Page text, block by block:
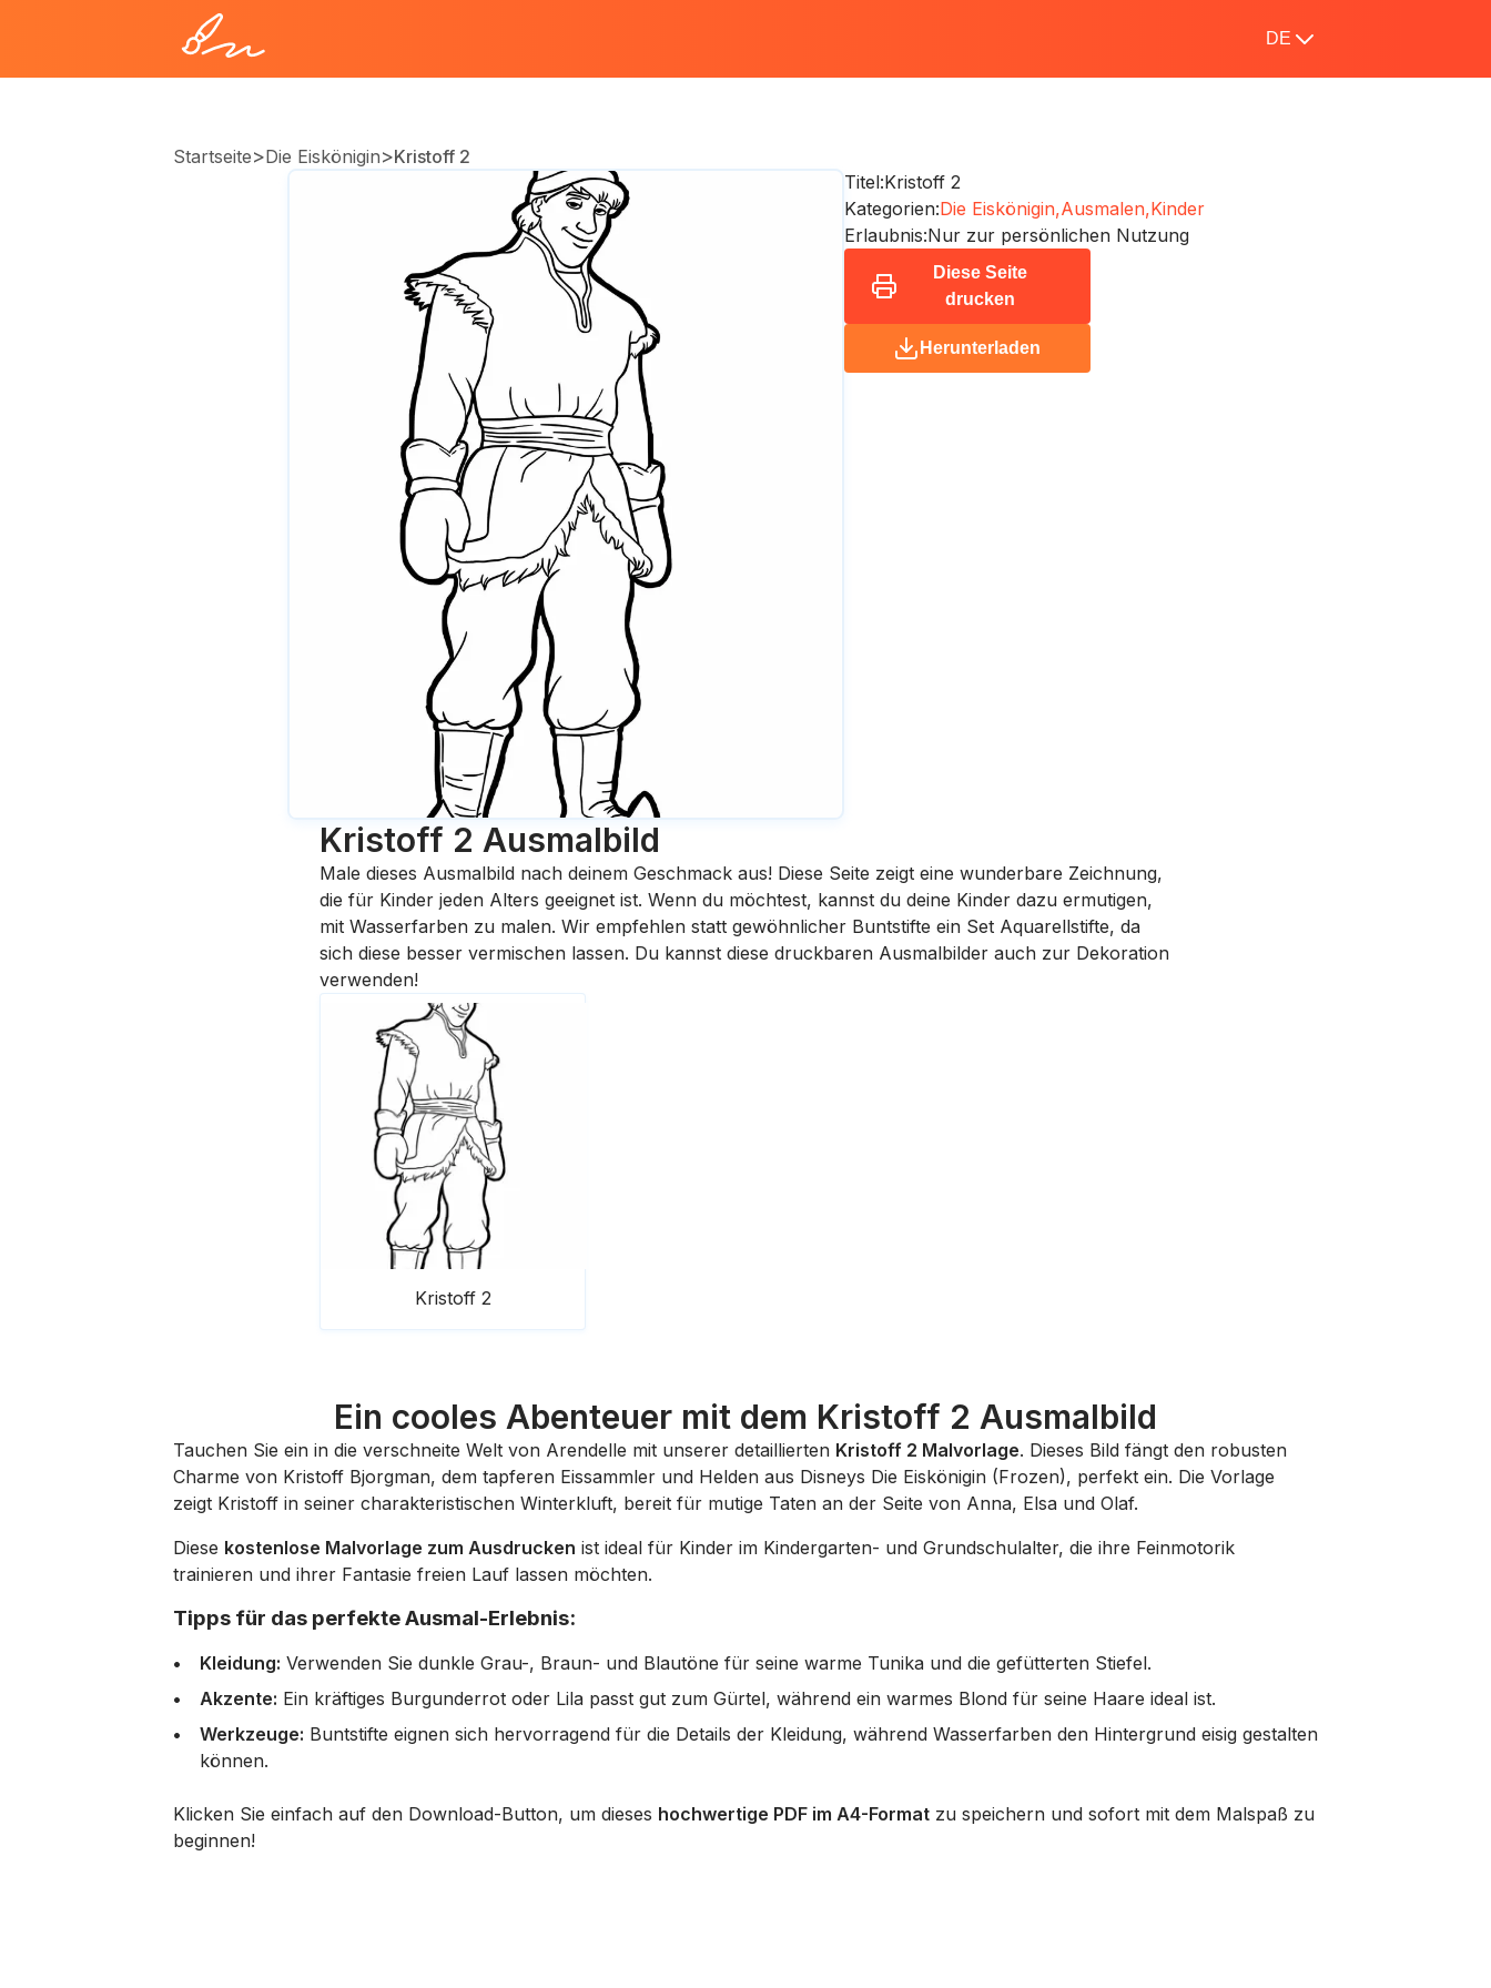
DE
Startseite>Die Eiskönigin>Kristoff 2
Titel:Kristoff 2
Kategorien:Die Eiskönigin,Ausmalen,Kinder
Erlaubnis:Nur zur persönlichen Nutzung
Diese Seite
drucken
Herunterladen
Kristoff 2 Ausmalbild
Male dieses Ausmalbild nach deinem Geschmack aus! Diese Seite zeigt eine wunderbare Zeichnung,
die für Kinder jeden Alters geeignet ist. Wenn du möchtest, kannst du deine Kinder dazu ermutigen,
mit Wasserfarben zu malen. Wir empfehlen statt gewöhnlicher Buntstifte ein Set Aquarellstifte, da
sich diese besser vermischen lassen. Du kannst diese druckbaren Ausmalbilder auch zur Dekoration
verwenden!
Kristoff 2
Ein cooles Abenteuer mit dem Kristoff 2 Ausmalbild
Tauchen Sie ein in die verschneite Welt von Arendelle mit unserer detaillierten Kristoff 2 Malvorlage. Dieses Bild fängt den robusten
Charme von Kristoff Bjorgman, dem tapferen Eissammler und Helden aus Disneys Die Eiskönigin (Frozen), perfekt ein. Die Vorlage
zeigt Kristoff in seiner charakteristischen Winterkluft, bereit für mutige Taten an der Seite von Anna, Elsa und Olaf.
Diese kostenlose Malvorlage zum Ausdrucken ist ideal für Kinder im Kindergarten- und Grundschulalter, die ihre Feinmotorik
trainieren und ihrer Fantasie freien Lauf lassen möchten.
Tipps für das perfekte Ausmal-Erlebnis:
Kleidung: Verwenden Sie dunkle Grau-, Braun- und Blautöne für seine warme Tunika und die gefütterten Stiefel.
Akzente: Ein kräftiges Burgunderrot oder Lila passt gut zum Gürtel, während ein warmes Blond für seine Haare ideal ist.
Werkzeuge: Buntstifte eignen sich hervorragend für die Details der Kleidung, während Wasserfarben den Hintergrund eisig gestalten
können.
Klicken Sie einfach auf den Download-Button, um dieses hochwertige PDF im A4-Format zu speichern und sofort mit dem Malspaß zu
beginnen!